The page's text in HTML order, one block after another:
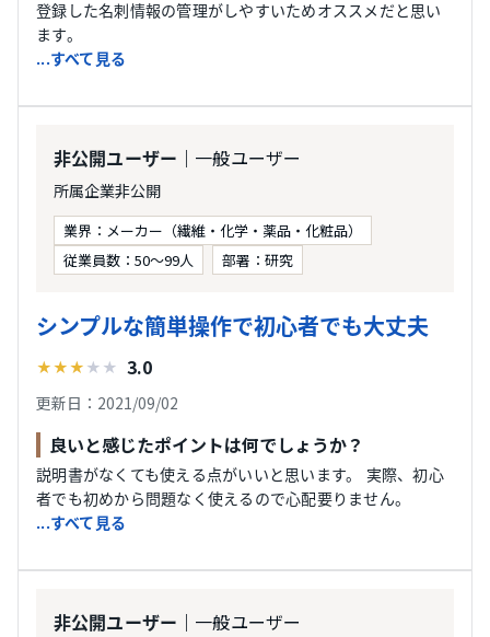
登録した名刺情報の管理がしやすいためオススメだと思い
ます。
...すべて見る
非公開ユーザー ｜一般ユーザー
所属企業非公開
業界：メーカー（繊維・化学・薬品・化粧品）
従業員数：50〜99人
部署：研究
シンプルな簡単操作で初心者でも大丈夫
★★★ ★ ★ 3.0
更新日：2021/09/02
良いと感じたポイントは何でしょうか？
説明書がなくても使える点がいいと思います。 実際、初心
者でも初めから問題なく使えるので心配要りません。
...すべて見る
非公開ユーザー ｜一般ユーザー